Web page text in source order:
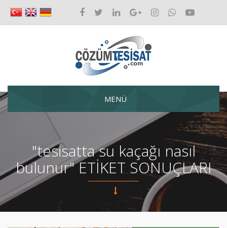
MENÜ
"tesisatta su kaçağı nasıl
bulunur" ETİKET SONUÇLARI